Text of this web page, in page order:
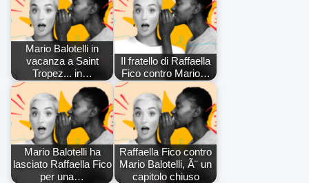
Mario Balotelli in
vacanza a Saint
Tropez... in…
Il fratello di Raffaella
Fico contro Mario…
Mario Balotelli ha
lasciato Raffaella Fico
per una…
Raffaella Fico contro
Mario Balotelli, Ã¨ un
capitolo chiuso